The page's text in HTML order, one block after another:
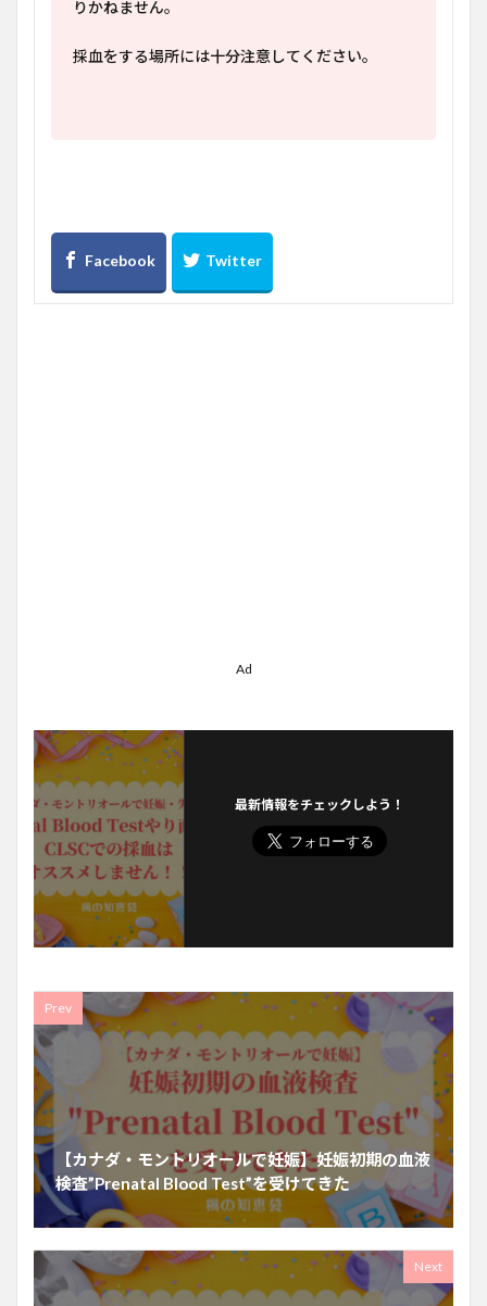
りかねません。
採血をする場所には十分注意してください。
Ad
最新情報をチェックしよう！
Prev
【カナダ・モントリオールで妊娠】妊娠初期の血液
検査”Prenatal Blood Test”を受けてきた
Next